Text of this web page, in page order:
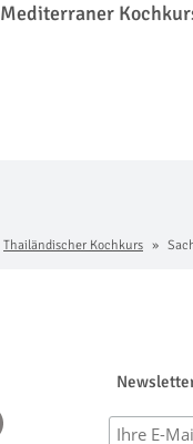
Mediterraner
Thailändischer Kochkurs